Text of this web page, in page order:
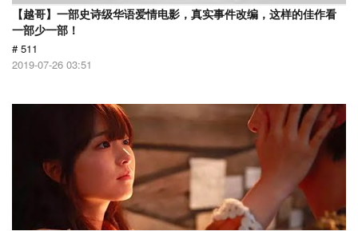
【越哥】一部史诗级华语爱情电影，真实事件改编，这样的佳作看
一部少一部！
# 511
2019-07-26 03:51